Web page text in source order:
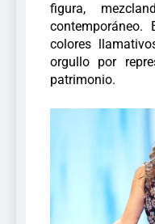
figura,
colores
orgullo por
patrimonio.